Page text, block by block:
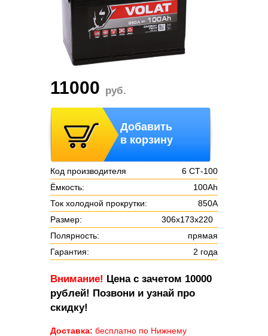
11000 руб.
Добавить
в корзину
Код производителя
6 СТ-100
Ёмкость:
100Ah
Ток холодной прокрутки:
850А
Размер:
306х173х220
Полярность:
прямая
Гарантия:
2 года
Внимание! Цена с зачетом 10000
рублей! Позвони и узнай про
скидку!
Доставка: бесплатно по Нижнему